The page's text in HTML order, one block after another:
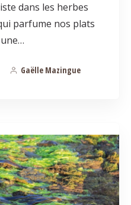
dans les herbes
parfume nos plats
Gaëlle Mazingue